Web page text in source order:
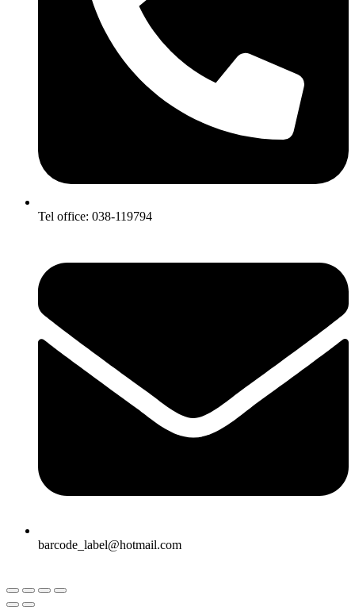
Tel office: 038-119794
barcode_label@hotmail.com